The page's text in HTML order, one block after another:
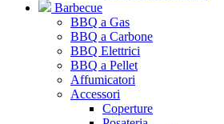
Barbecue
BBQ a Gas
BBQ a Carbone
BBQ Elettrici
BBQ a Pellet
Affumicatori
Accessori
Coperture